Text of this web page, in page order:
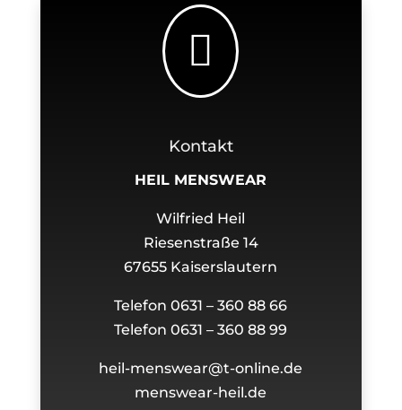

Kontakt
HEIL MENSWEAR
Wilfried Heil
Riesenstraße 14
67655 Kaiserslautern
Telefon 0631 – 360 88 66
Telefon 0631 – 360 88 99
heil-menswear@t-online.de
menswear-heil.de